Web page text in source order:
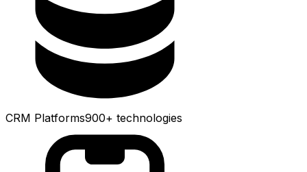
CRM Platforms900+ technologies